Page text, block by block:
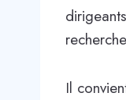
Il